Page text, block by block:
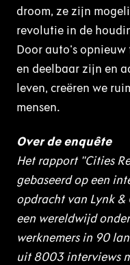
droom, ze zijn
revolutie in de
Door auto's
en deelbaar zijn en
leven, creëren we
mensen.
Over de enquête
Het rapport "Cities
gebaseerd op een
opdracht van Lynk &
een wereldwijd
werknemers in 90
uit 8003 interviews